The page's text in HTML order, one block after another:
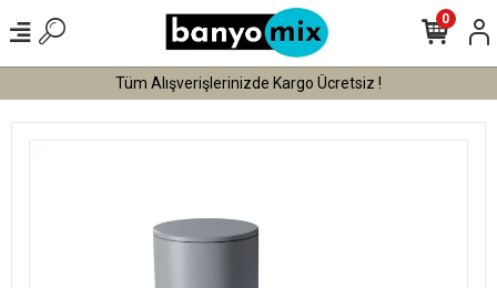
Tüm Alışverişlerinizde Vade Farksız 3 Taksit !
0